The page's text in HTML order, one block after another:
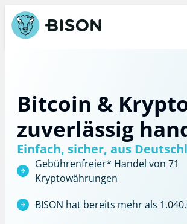
Bitcoin &
zuverlässig
Einfach, sicher, aus
Gebührenfreier* Handel von 71
Kryptowährungen
BISON hat bereits mehr als